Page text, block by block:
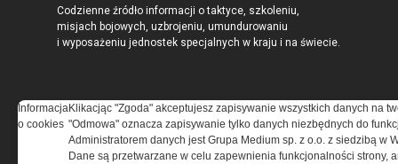
Codzienne źródło informacji o taktyce, szkoleniu,
misjach bojowych, uzbrojeniu, umundurowaniu
i wyposażeniu jednostek specjalnych w kraju i na świecie.
REGULAMIN
Informacja
o cookies
Klikacjąc "Zgoda" akceptujesz zapisywanie wszystkich danych na
"Odmowa" oznacza zapisywanie tylko danych niezbędnych do
Administratorem danych jest Grupa Medium sp. z o.o. z siedzibą w
Dane są przetwarzane w celu zapewnienia funkcjonalności strony,